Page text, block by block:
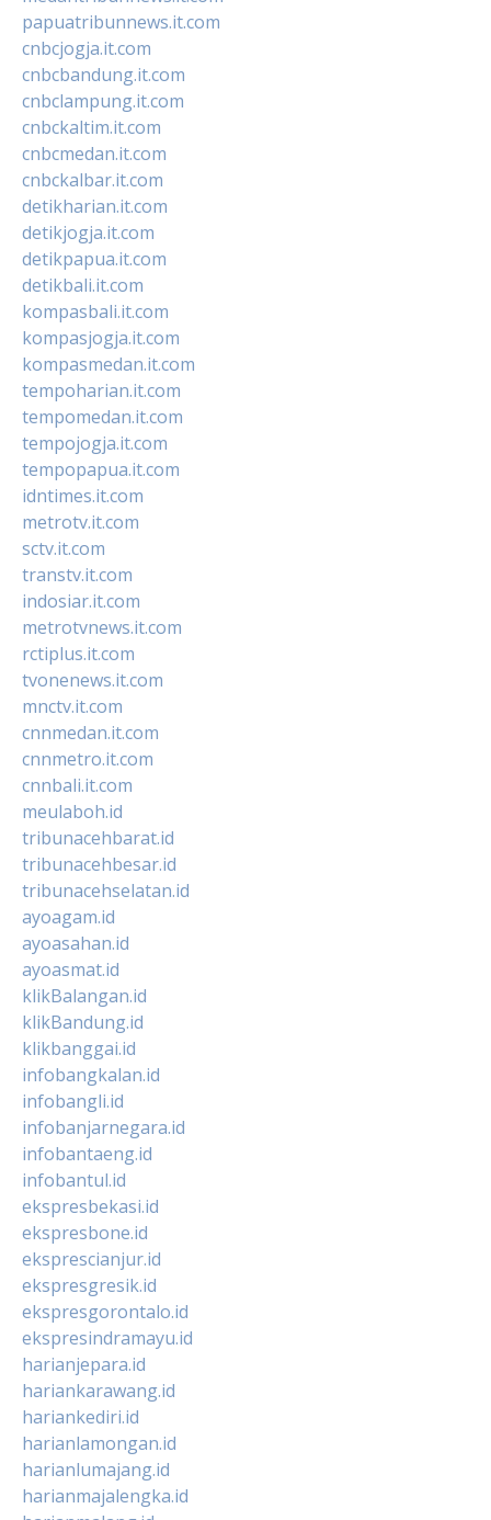
papuatribunnews.it.com
cnbcjogja.it.com
cnbcbandung.it.com
cnbclampung.it.com
cnbckaltim.it.com
cnbcmedan.it.com
cnbckalbar.it.com
detikharian.it.com
detikjogja.it.com
detikpapua.it.com
detikbali.it.com
kompasbali.it.com
kompasjogja.it.com
kompasmedan.it.com
tempoharian.it.com
tempomedan.it.com
tempojogja.it.com
tempopapua.it.com
idntimes.it.com
metrotv.it.com
sctv.it.com
transtv.it.com
indosiar.it.com
metrotvnews.it.com
rctiplus.it.com
tvonenews.it.com
mnctv.it.com
cnnmedan.it.com
cnnmetro.it.com
cnnbali.it.com
meulaboh.id
tribunacehbarat.id
tribunacehbesar.id
tribunacehselatan.id
ayoagam.id
ayoasahan.id
ayoasmat.id
klikBalangan.id
klikBandung.id
klikbanggai.id
infobangkalan.id
infobangli.id
infobanjarnegara.id
infobantaeng.id
infobantul.id
ekspresbekasi.id
ekspresbone.id
eksprescianjur.id
ekspresgresik.id
ekspresgorontalo.id
ekspresindramayu.id
harianjepara.id
hariankarawang.id
hariankediri.id
harianlamongan.id
harianlumajang.id
harianmajalengka.id